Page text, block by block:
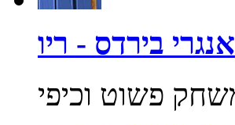
אנגרי בירדס - ריו